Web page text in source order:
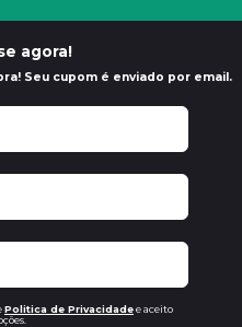
agora!
Seu cupom é enviado por email.
Politica de Privacidadee aceito